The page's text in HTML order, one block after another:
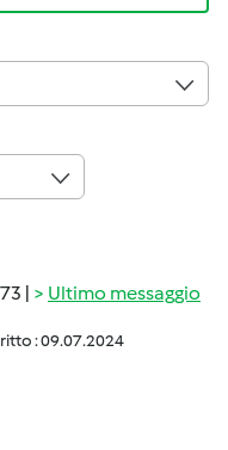
73 | Ultimo messaggio
: 09.07.2024